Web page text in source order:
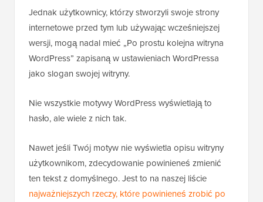
Jednak użytkownicy, którzy stworzyli swoje strony
internetowe przed tym lub używając wcześniejszej
wersji, mogą nadal mieć „Po prostu kolejna witryna
WordPress” zapisaną w ustawieniach WordPressa
jako slogan swojej witryny.
Nie wszystkie motywy WordPress wyświetlają to
hasło, ale wiele z nich tak.
Nawet jeśli Twój motyw nie wyświetla opisu witryny
użytkownikom, zdecydowanie powinieneś zmienić
ten tekst z domyślnego. Jest to na naszej liście
najważniejszych rzeczy, które powinieneś zrobić po